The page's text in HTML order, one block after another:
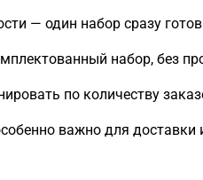
— один набор сразу
набор, без
по количеству
важно для